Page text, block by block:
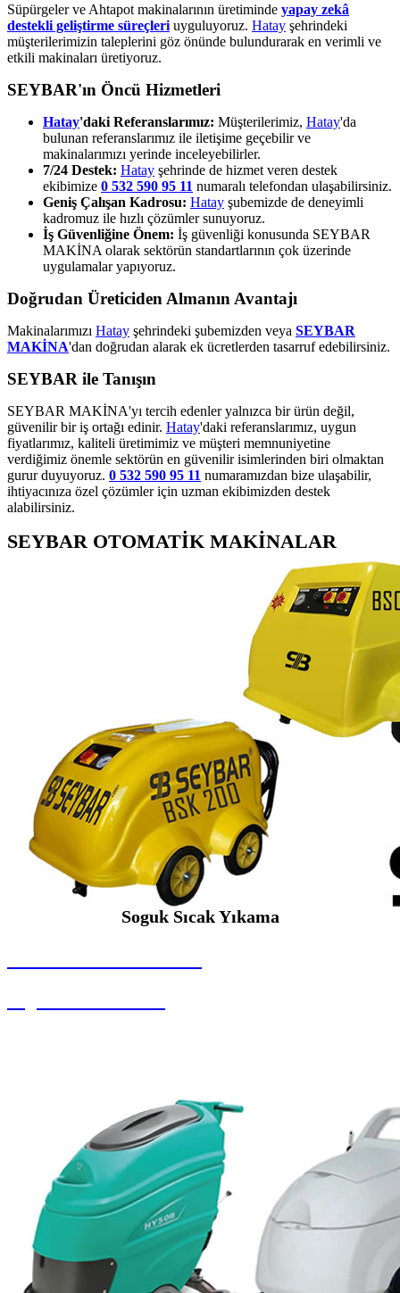
Süpürgeler ve Ahtapot makinalarının üretiminde yapay zekâ
destekli geliştirme süreçleri uyguluyoruz. Hatay şehrindeki
müşterilerimizin taleplerini göz önünde bulundurarak en verimli ve
etkili makinaları üretiyoruz.
SEYBAR'ın Öncü Hizmetleri
Hatay'daki Referanslarımız: Müşterilerimiz, Hatay'da
bulunan referanslarımız ile iletişime geçebilir ve
makinalarımızı yerinde inceleyebilirler.
7/24 Destek: Hatay şehrinde de hizmet veren destek
ekibimize 0 532 590 95 11 numaralı telefondan ulaşabilirsiniz.
Geniş Çalışan Kadrosu: Hatay şubemizde de deneyimli
kadromuz ile hızlı çözümler sunuyoruz.
İş Güvenliğine Önem: İş güvenliği konusunda SEYBAR
MAKİNA olarak sektörün standartlarının çok üzerinde
uygulamalar yapıyoruz.
Doğrudan Üreticiden Almanın Avantajı
Makinalarımızı Hatay şehrindeki şubemizden veya SEYBAR
MAKİNA'dan doğrudan alarak ek ücretlerden tasarruf edebilirsiniz.
SEYBAR ile Tanışın
SEYBAR MAKİNA'yı tercih edenler yalnızca bir ürün değil,
güvenilir bir iş ortağı edinir. Hatay'daki referanslarımız, uygun
fiyatlarımız, kaliteli üretimimiz ve müşteri memnuniyetine
verdiğimiz önemle sektörün en güvenilir isimlerinden biri olmaktan
gurur duyuyoruz. 0 532 590 95 11 numaramızdan bize ulaşabilir,
ihtiyacınıza özel çözümler için uzman ekibimizden destek
alabilirsiniz.
SEYBAR OTOMATİK MAKİNALAR
Soguk Sıcak Yıkama